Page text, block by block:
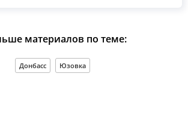
материалов по теме:
Донбасс Юзовка